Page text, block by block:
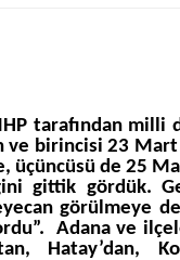
tarafından milli
ve birincisi 23 Mart
üçüncüsü de 25
gittik gördük.
görülmeye
Adana ve
Hatay’dan,